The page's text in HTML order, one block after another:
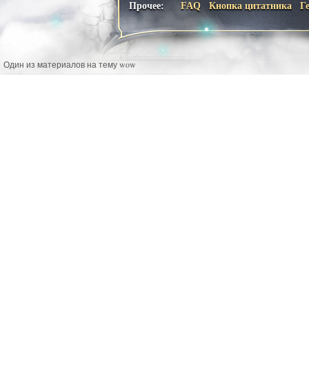
Прочее:
FAQ Кнопка цитатника
Один из материалов на тему wow